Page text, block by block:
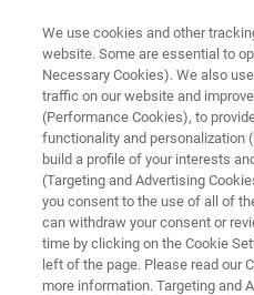
Esercitazioni
We use cookies and other
website. Some are essential to
Necessary Cookies). We also
traffic on our website and
(Performance Cookies), to
functionality and personalization
build a profile of your interests
(Targeting and Advertising
you consent to the use of all of
can withdraw your consent or
time by clicking on the Cookie
left of the page. Please read our
more information. Targeting and